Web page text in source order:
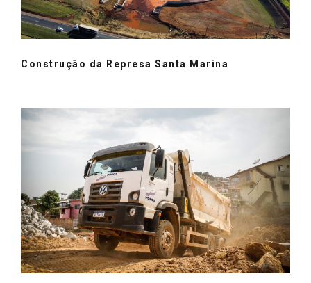
Construção da Represa Santa Marina